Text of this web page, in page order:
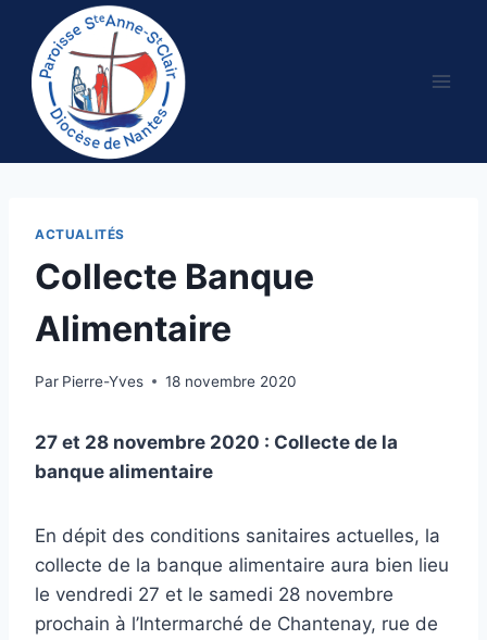
contenu
ACTUALITÉS
Collecte Banque
Alimentaire
Par Pierre-Yves 18 novembre 2020
27 et 28 novembre 2020 : Collecte de la
banque alimentaire
En dépit des conditions sanitaires actuelles, la
collecte de la banque alimentaire aura bien lieu
le vendredi 27 et le samedi 28 novembre
prochain à l’Intermarché de Chantenay, rue de